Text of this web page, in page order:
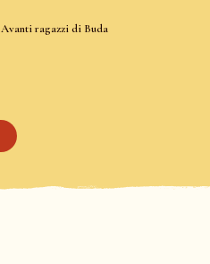
Avanti ragazzi di Buda